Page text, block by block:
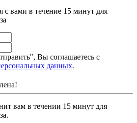
вами в течение 15 минут для
Вы соглашаетесь с
данных.
вам в течении 15 минут для